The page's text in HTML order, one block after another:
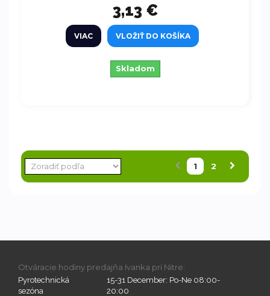
3,13 €
VIAC VLOŽIŤ DO KOŠÍKA
Skladom
1 2
Otváracie hodiny predajňa Ivanka pri Nitre:
Pyrotechnická
sezóna
15-31 December: Po-Ne 08:00-
20:00